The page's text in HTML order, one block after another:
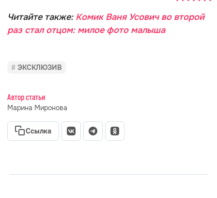
Читайте также: Комик Ваня Усович во второй
раз стал отцом: милое фото малыша
ЭКСКЛЮЗИВ
Автор статьи
Марина Миронова
Ссылка